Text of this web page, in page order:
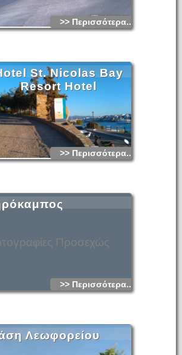
>> Περισσότερα...
St. Nicolas Bay
Resort Hotel
>> Περισσότερα...
Προσεχώς
>> Περισσότερα...
Λεωφορείου